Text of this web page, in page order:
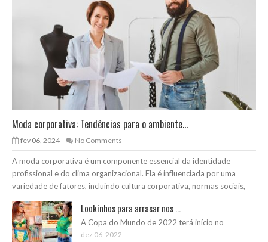
Moda corporativa: Tendências para o ambiente...
fev 06, 2024 No Comments
A moda corporativa é um componente essencial da identidade
profissional e do clima organizacional. Ela é influenciada por uma
variedade de fatores, incluindo cultura corporativa, normas sociais,
Lookinhos para arrasar nos ...
A Copa do Mundo de 2022 terá início no
dez 06, 2022